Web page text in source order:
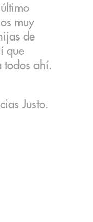
muy
de
que
todos ahí.
Justo.